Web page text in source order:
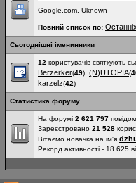
Google.com, Uknown
Повний список по:
Сьогоднішні іменинники
12 користувачів святкують
Berzerker(49), (N)UTOPIA(
karzelz(42)
Статистика форуму
На форумі 2 621 797
Зареєстровано 21 528
Вітаємо новачка на ім'я
Рекорд активності - 18 625